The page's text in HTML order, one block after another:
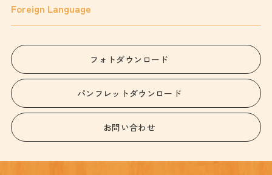
Foreign Language
フォトダウンロード
パンフレットダウンロード
お問い合わせ